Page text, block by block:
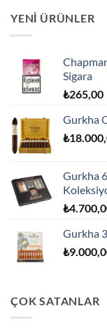
YENI ÜRÜNLER
Sigara
₺265,00
Gurkha
₺
Gurkha
₺
Gurkha
₺
ÇOK SATANLAR